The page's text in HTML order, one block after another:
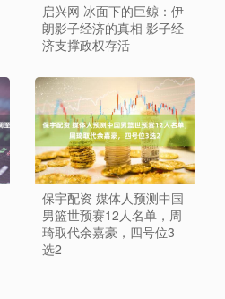
启兴网 冰面下的巨鲸：伊
朗影子经济的真相 影子经
济支撑政权存活
保宇配资 媒体人预测中国
男篮世预赛12人名单，周
琦取代余嘉豪，四号位3
选2